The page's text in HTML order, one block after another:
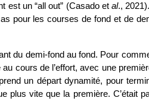
est un “all out” (Casado et al.,
les courses de fond et de
du demi-fond au fond. Pour
au cours de l’effort, avec une
un départ dynamité, pour
plus vite que la première. C’était